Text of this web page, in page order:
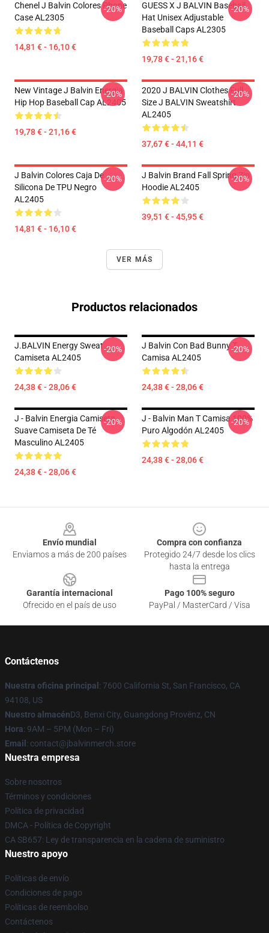
Chenel J Balvin Colores Phone
Case AL2305
14,81 € - 16,10 €
-20%
GUESS X J BALVIN Baseball
Hat Unisex Adjustable
Baseball Caps AL2305
19,78 € - 21,16 €
-20%
New Vintage J Balvin Energia
Hip Hop Baseball Cap AL2405
19,78 € - 21,16 €
-20%
2020 J BALVIN Clothes Full
Size J BALVIN Sweatshirt
AL2405
37,67 € - 44,11 €
-20%
J Balvin Colores Caja De
Silicona De TPU Negro
AL2405
14,81 € - 16,10 €
-20%
J Balvin Brand Fall Spring Zip
Hoodie AL2405
39,51 € - 45,95 €
-20%
VER MÁS
Productos relacionados
J.BALVIN Energy Sweat
Camiseta AL2405
24,38 € - 28,06 €
-20%
J Balvin Con Bad Bunny T
Camisa AL2405
24,38 € - 28,06 €
-20%
J - Balvin Energia Camiseta
Suave Camiseta De Té
Masculino AL2405
24,38 € - 28,06 €
-20%
J - Balvin Man T Camisa 100%
Puro Algodón AL2405
24,38 € - 28,06 €
-20%
Envío mundial
Enviamos a más de 200 países
Compra con confianza
Protegido 24/7 desde los clics
hasta la entrega
Garantía internacional
Ofrecido en el país de uso
Pago 100% seguro
PayPal / MasterCard / Visa
Contáctenos
Nuestra oficina principal : 7600 California St, San Francisco, CA
94108, US
Nuestro almacénD3, Benxi City, Guangdong Provënz, CN
Hora: 9AM – 5PM (Mon – Fri)
Email : contact@jbalvinmerch.store
Nuestra empresa
Sobre nosotros
Términos y condiciones
Política de privacidad
DMCA - Política de Copyright
CA SB657: Ley de transparencia en la cadena de suministro
Nuestro apoyo
Políticas de envío
Condiciones de pago
Políticas de reembolso
Contáctenos